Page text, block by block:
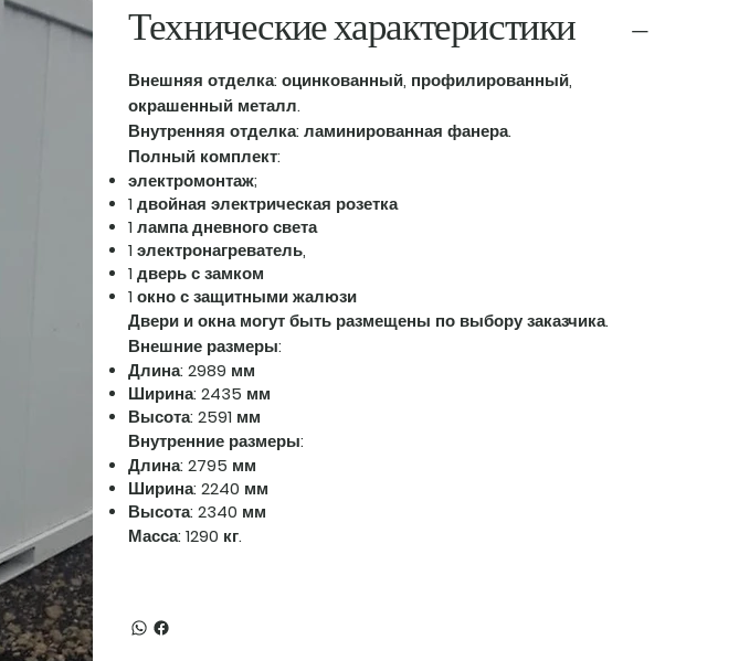
Технические характеристики
Внешняя отделка: оцинкованный, профилированный,
окрашенный металл.
Внутренняя отделка: ламинированная фанера.
Полный комплект:
электромонтаж;
1 двойная электрическая розетка
1 лампа дневного света
1 электронагреватель,
1 дверь с замком
1 окно с защитными жалюзи
Двери и окна могут быть размещены по выбору заказчика.
Внешние размеры:
Длина: 2989 мм
Ширина: 2435 мм
Высота: 2591 мм
Внутренние размеры:
Длина: 2795 мм
Ширина: 2240 мм
Высота: 2340 мм
Масса: 1290 кг.